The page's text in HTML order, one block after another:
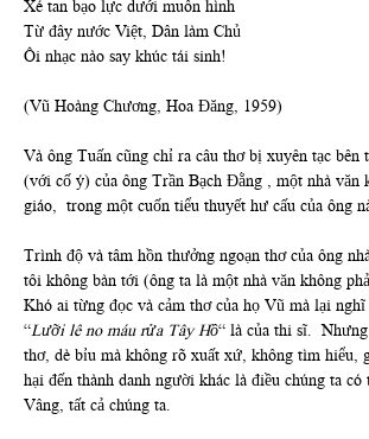
Xé tan bạo lực dưới muôn hình
Từ đây nước Việt, Dân làm Chủ
Ôi nhạc nào say khúc tái sinh!
(Vũ Hoàng Chương, Hoa Đăng, 1959)
Và ông Tuấn cũng chỉ ra câu thơ bị xuyên tạc
(với cố ý) của ông Trần Bạch Đằng , một nhà văn
giáo, trong một cuốn tiểu thuyết hư cấu của ông
Trình độ và tâm hồn thưởng ngoạn thơ của ông
tôi không bàn tới (ông ta là một nhà văn không
Khó ai từng đọc và cảm thơ của họ Vũ mà lại
“Lưỡi lê no máu rửa Tây Hồ“ là của thi sĩ.
thơ, dè bỉu mà không rõ xuất xứ, không tìm hiểu,
hại đến thành danh người khác là điều chúng ta có
Vâng, tất cả chúng ta.